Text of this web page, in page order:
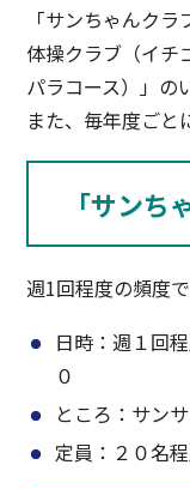
「サンちゃんク
体操クラブ（イチ
パラコース）」の
また、毎年度ごと
「サンち
週1回程度の頻度
日時：週１回
０
ところ：サン
定員：２０名